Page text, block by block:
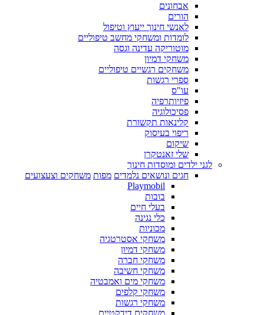
אבחונים
הורים
לאנשי חינוך ייעוץ וטיפול
לומדות ומשחקי מחשב טיפוליים
מוטוריקה עדינה וגסה
משחקי דמיון
משחקים רגשיים טיפוליים
ספרי רגשות
עו"ס
פיזיותרפיה
פסיכולוגיה
קלינאות תקשורת
ריפוי בעיסוק
שיקום
שלי זאנטקרן
לגני ילדים ומוסדות חינוך
חגים ונושאים נלמדים מפות משחקים וצעצועים
Playmobil
בובות
בעלי חיים
כלי נגינה
מכוניות
משחקי אסטרטגיה
משחקי דמיון
משחקי חברה
משחקי חשיבה
משחקי מים ואמבטיה
משחקי קלפים
משחקי רגשות
משחקים דידקטיים